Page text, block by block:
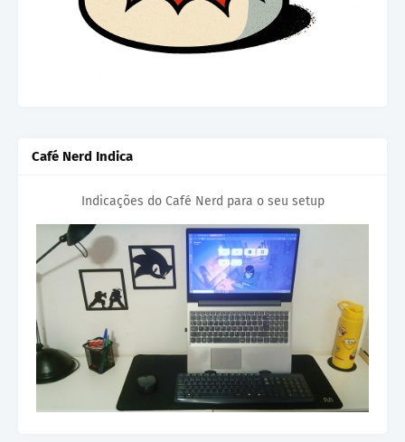
Café Nerd Indica
Indicações do Café Nerd para o seu setup